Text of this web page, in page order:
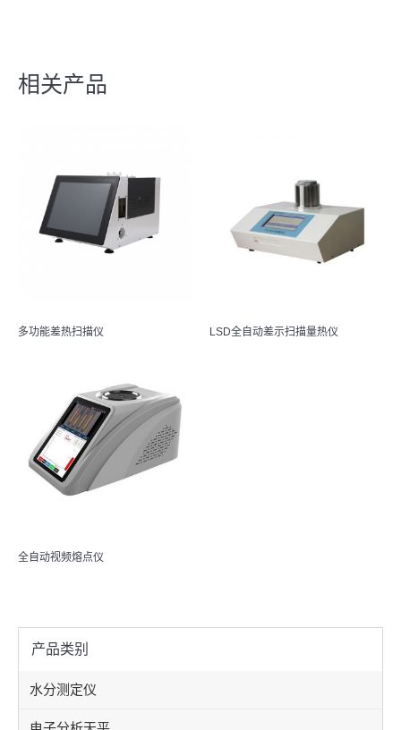
相关产品
多功能差热扫描仪 LSD全自动差示扫描量热仪
全自动视频熔点仪
产品类别
水分测定仪